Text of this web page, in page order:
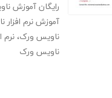
رایگان آموزش
آموزش نرم
ناویس ورک، نرم
ناویس ورک